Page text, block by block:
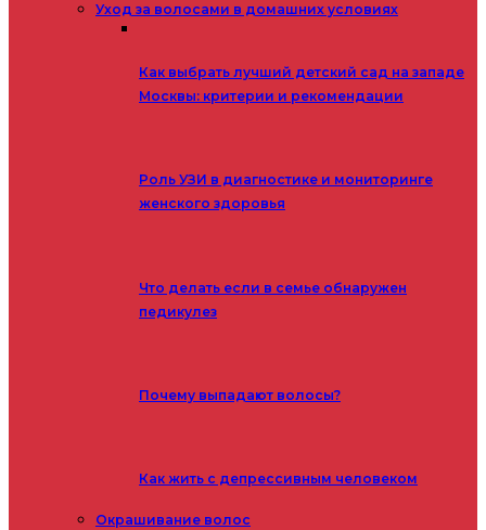
Уход за волосами в домашних условиях
Как выбрать лучший детский сад на западе
Москвы: критерии и рекомендации
Роль УЗИ в диагностике и мониторинге
женского здоровья
Что делать если в семье обнаружен
педикулез
Почему выпадают волосы?
Как жить с депрессивным человеком
Окрашивание волос